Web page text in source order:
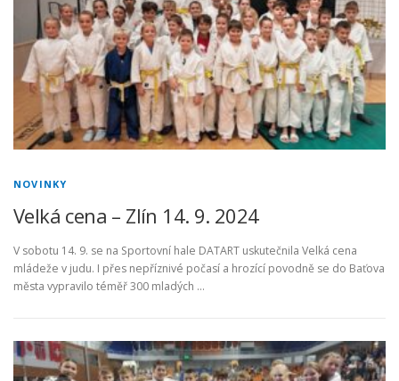
NOVINKY
Velká cena – Zlín 14. 9. 2024
V sobotu 14. 9. se na Sportovní hale DATART uskutečnila Velká cena
mládeže v judu. I přes nepříznivé počasí a hrozící povodně se do Baťova
města vypravilo téměř 300 mladých …